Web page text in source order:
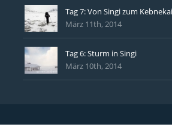
Tag 7: Von Singi zum
März 11th, 2014
Tag 6: Sturm in Singi
März 10th, 2014